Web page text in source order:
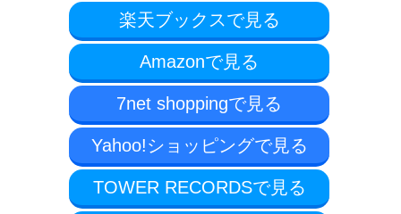
楽天ブックスで見る
Amazonで見る
7net shoppingで見る
Yahoo!ショッピングで見る
TOWER RECORDSで見る